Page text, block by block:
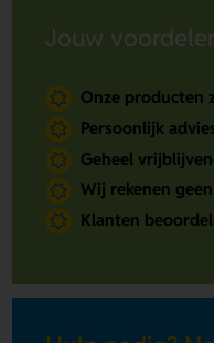
Jouw
Onze producten
Persoonlijk
Geheel
Wij rekenen
Klanten